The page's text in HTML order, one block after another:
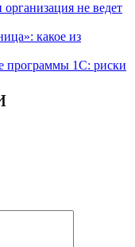
не ведет
какое из
программы 1С: риски